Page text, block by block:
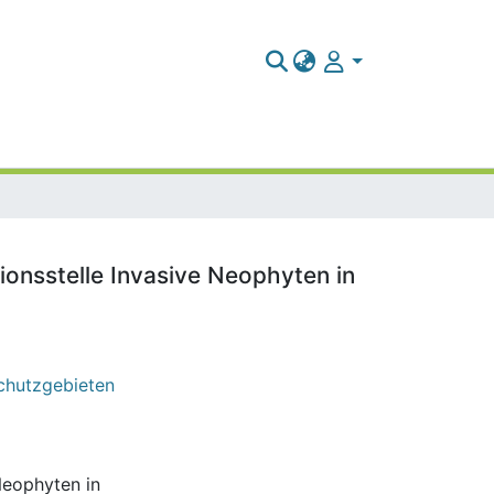
Invasive Neophyten in
in